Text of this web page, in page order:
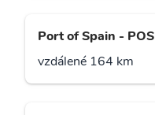
Port of Spain - POS
vzdálené 164 km